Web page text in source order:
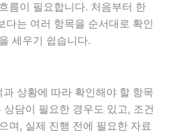
름이 필요합니다. 처음부터 한
다는 여러 항목을 순서대로 확인
세우기 쉽습니다.
상황에 따라 확인해야 할 항목
담이 필요한 경우도 있고, 조건
며, 실제 진행 전에 필요한 자료